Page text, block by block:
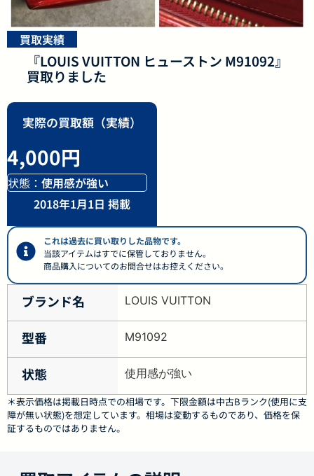
買取実績
『LOUIS VUITTON ヒューストン M91092』
買取りました
実際の買取額（実績）
4,000円
状態： 使用感が強い
2018年1月1日 掲載
これは過去に買い取りした品物です。
当該アイテムはすでに保管しておりません。
商品購入についてのお問合せはお控えください。
ブランド名 LOUIS VUITTON
型番 M91092
状態 使用感が強い
＊表示価格は掲載日時点での相場です。下限金額は中古Bランク(使用に支
障が無い状態)を想定しています。相場は変動するものであり、価格を保
証するものではありません。